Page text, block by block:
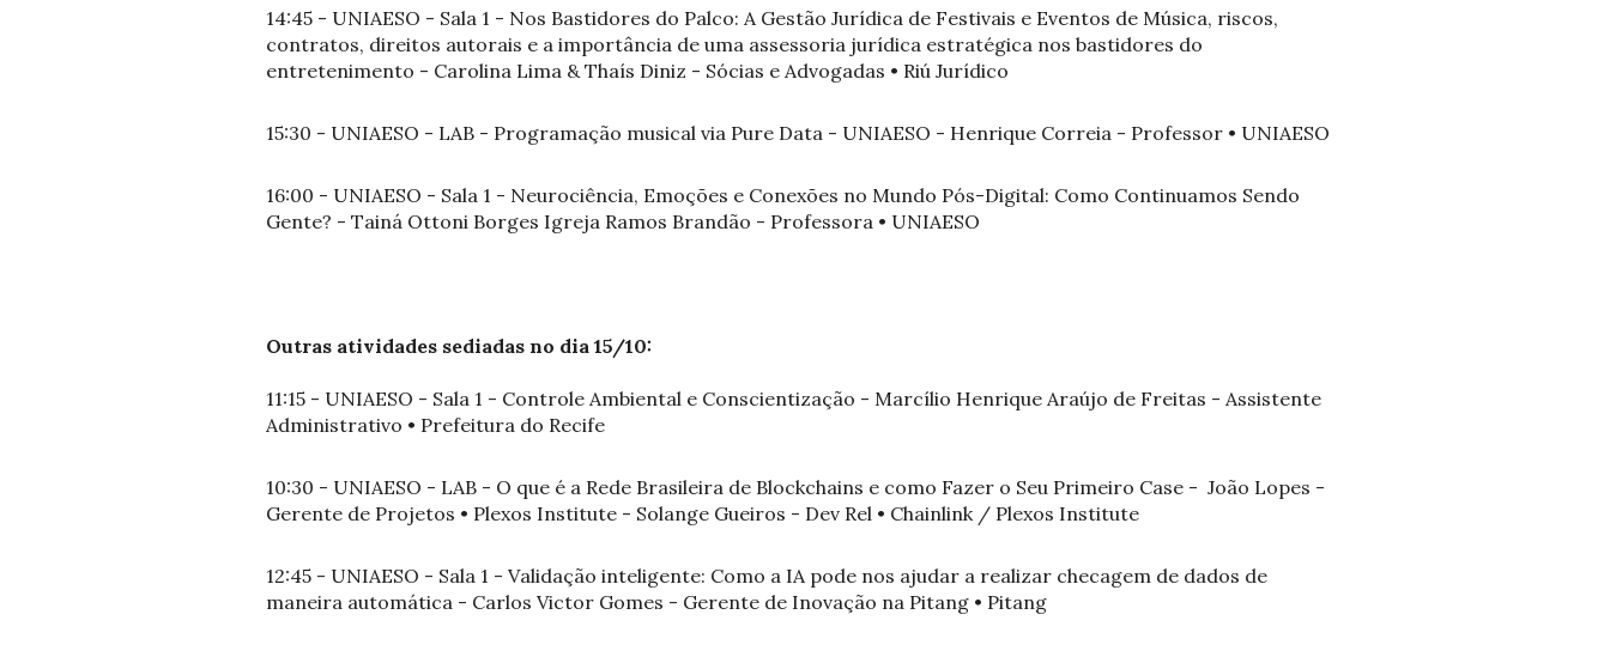
14:45 - UNIAESO - Sala 1 - Nos Bastidores do Palco: A Gestão Jurídica de Festivais e Eventos de Música, riscos,
contratos, direitos autorais e a importância de uma assessoria jurídica estratégica nos bastidores do
entretenimento - Carolina Lima & Thaís Diniz - Sócias e Advogadas • Riú Jurídico
15:30 - UNIAESO - LAB - Programação musical via Pure Data - UNIAESO - Henrique Correia - Professor • UNIAESO
16:00 - UNIAESO - Sala 1 - Neurociência, Emoções e Conexões no Mundo Pós-Digital: Como Continuamos Sendo
Gente? - Tainá Ottoni Borges Igreja Ramos Brandão - Professora • UNIAESO
Outras atividades sediadas no dia 15/10:
11:15 - UNIAESO - Sala 1 - Controle Ambiental e Conscientização - Marcílio Henrique Araújo de Freitas - Assistente
Administrativo • Prefeitura do Recife
10:30 - UNIAESO - LAB - O que é a Rede Brasileira de Blockchains e como Fazer o Seu Primeiro Case - João Lopes -
Gerente de Projetos • Plexos Institute - Solange Gueiros - Dev Rel • Chainlink / Plexos Institute
12:45 - UNIAESO - Sala 1 - Validação inteligente: Como a IA pode nos ajudar a realizar checagem de dados de
maneira automática - Carlos Victor Gomes - Gerente de Inovação na Pitang • Pitang